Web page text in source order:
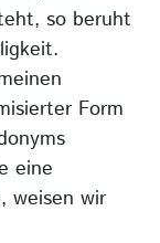
so beruht
Form
eine
weisen wir